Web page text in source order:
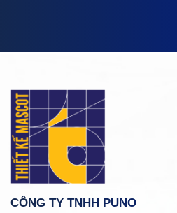
CÔNG TY TNHH PUNO